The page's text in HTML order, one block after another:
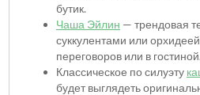
бутик.
Чаша Эйлин — трендовая
суккулентами или
переговоров или в гостиной.
Классическое по силуэту
будет выглядеть